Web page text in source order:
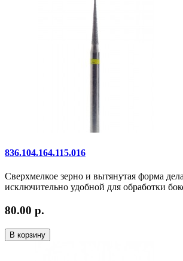
836.104.164.115.016
Сверхмелкое зерно и вытянутая форма
исключительно удобной для обработки
80.00 р.
В корзину